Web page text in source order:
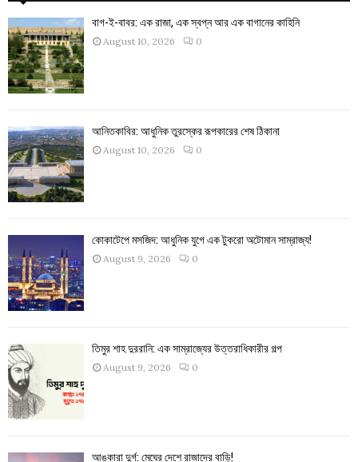
বাগ-ই-বাবর: এক রাজা, এক স্বপ্ন আর এক বাগানের কাহিনি
August 10, 2026 0
আনিতকাবির: আধুনিক তুরস্কের রূপকারের শেষ ঠিকানা
August 10, 2026 0
কোকাটেপে মসজিদ: আধুনিক যুগে এক টুকরো অটোমান সাম্রাজ্য!
August 9, 2026 0
তিমুর শাহ দুররানি: এক সাম্রাজ্যের উত্তরাধিকারীর গল্প
August 9, 2026 0
আঙ্কারা দুর্গ: মেঘের দেশে রাজাদের বাড়ি!